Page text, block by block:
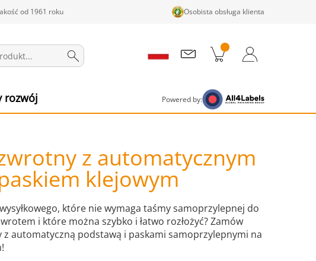
od 1961 roku Osobista obsługa klienta
rozwój Powered by:
z automatycznym
klejowym
które nie wymaga taśmy samoprzylepnej do
i które można szybko i łatwo rozłożyć? Zamów
z automatyczną podstawą i paskami samoprzylepnymi na